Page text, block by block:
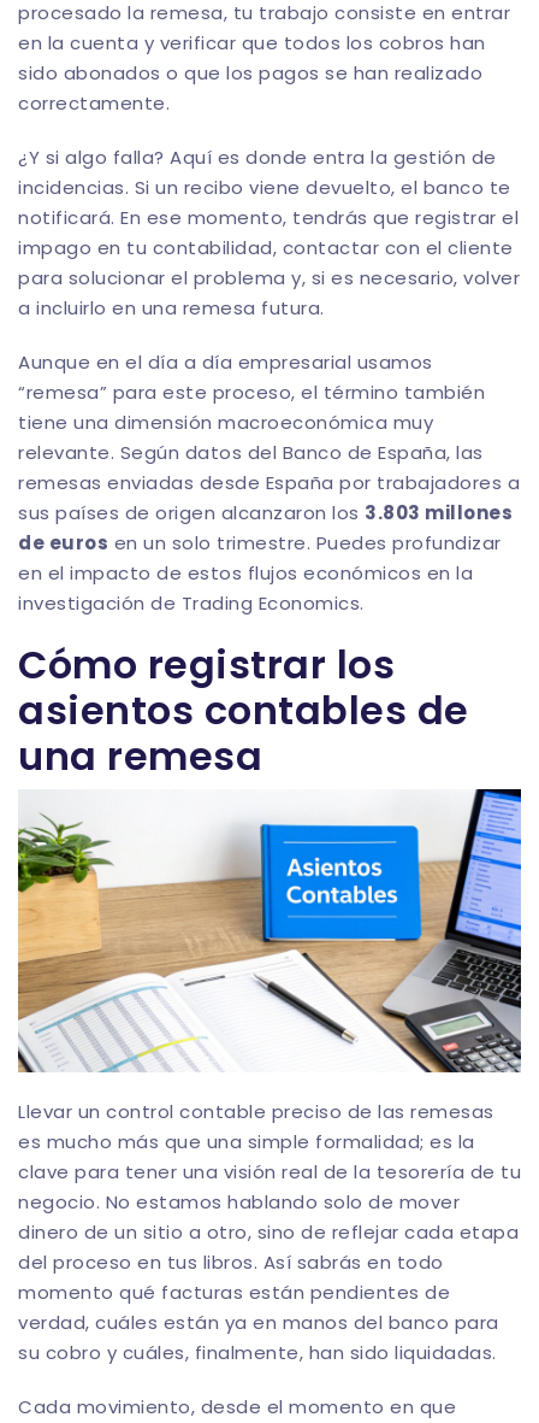
procesado la remesa, tu trabajo consiste en entrar
en la cuenta y verificar que todos los cobros han
sido abonados o que los pagos se han realizado
correctamente.
¿Y si algo falla? Aquí es donde entra la gestión de
incidencias. Si un recibo viene devuelto, el banco te
notificará. En ese momento, tendrás que registrar el
impago en tu contabilidad, contactar con el cliente
para solucionar el problema y, si es necesario, volver
a incluirlo en una remesa futura.
Aunque en el día a día empresarial usamos
“remesa” para este proceso, el término también
tiene una dimensión macroeconómica muy
relevante. Según datos del Banco de España, las
remesas enviadas desde España por trabajadores a
sus países de origen alcanzaron los 3.803 millones
de euros en un solo trimestre. Puedes profundizar
en el impacto de estos flujos económicos en la
investigación de Trading Economics.
Cómo registrar los
asientos contables de
una remesa
Llevar un control contable preciso de las remesas
es mucho más que una simple formalidad; es la
clave para tener una visión real de la tesorería de tu
negocio. No estamos hablando solo de mover
dinero de un sitio a otro, sino de reflejar cada etapa
del proceso en tus libros. Así sabrás en todo
momento qué facturas están pendientes de
verdad, cuáles están ya en manos del banco para
su cobro y cuáles, finalmente, han sido liquidadas.
Cada movimiento, desde el momento en que